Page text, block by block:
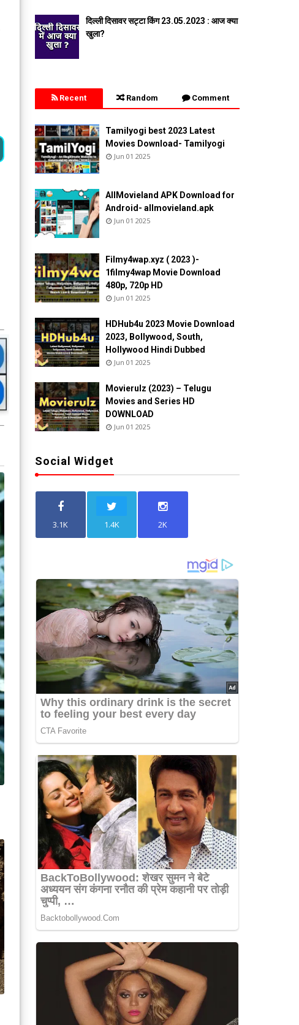
दिल्ली दिसावर सट्टा किंग 23.05.2023 : आज क्या
खुला?
Recent Random Comment
Tamilyogi best 2023 Latest
Movies Download- Tamilyogi
Jun 01 2025
AllMovieland APK Download for
Android- allmovieland.apk
Jun 01 2025
Filmy4wap.xyz ( 2023 )-
1filmy4wap Movie Download
480p, 720p HD
Jun 01 2025
HDHub4u 2023 Movie Download
2023, Bollywood, South,
Hollywood Hindi Dubbed
Jun 01 2025
Movierulz (2023) – Telugu
Movies and Series HD
DOWNLOAD
Jun 01 2025
Social Widget
3.1K 1.4K 2K